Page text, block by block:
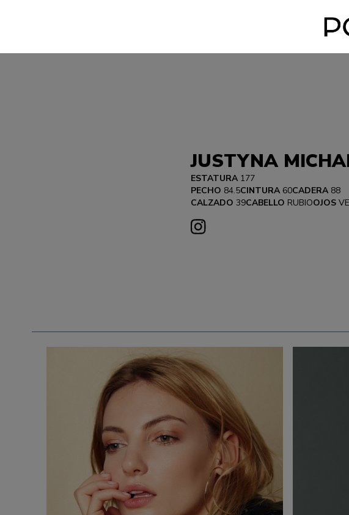
JUSTYNA
ESTATURA177
PECHO 84.5CINTURA60CADERA88
CALZADO 39CABELLO RUBIOOJOS